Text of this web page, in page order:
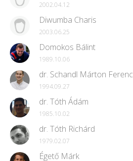
2002.04.12
Diwumba Charis
2003.06.25
Domokos Bálint
1989.10.06
dr. Schandl Márton Ferenc
1994.09.27
dr. Tóth Ádám
1985.10.02
dr. Tóth Richárd
1979.02.07
Égető Márk